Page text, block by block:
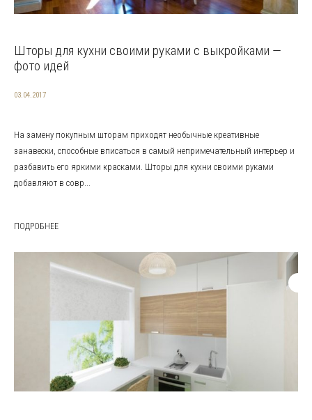
Шторы для кухни своими руками с выкройками —
фото идей
03.04.2017
На замену покупным шторам приходят необычные креативные
занавески, способные вписаться в самый непримечательный интерьер и
разбавить его яркими красками. Шторы для кухни своими руками
добавляют в совр...
ПОДРОБНЕЕ